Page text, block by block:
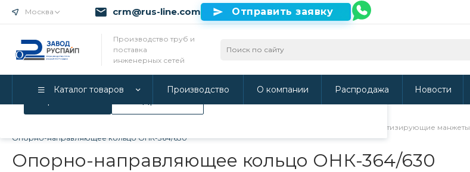
Мы используем Cookie. Если вы продолжаете использовать наш сайт, то
Политикой конфиденциальности
Москва crm@rus-line.com Отправить заявку
Производство труб и
поставка
инженерных сетей
Каталог товаров Производство О компании Распродажа Новости
Опорно-направляющие кольца и герметизирующие манжеты
Опорно-направляющее кольцо ОНК-364/630
Опорно-направляющее кольцо ОНК-364/630